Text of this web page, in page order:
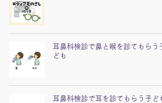
耳鼻科検診で鼻と喉を診てもらう子
ども
耳鼻科検診で耳を診てもらう子ども